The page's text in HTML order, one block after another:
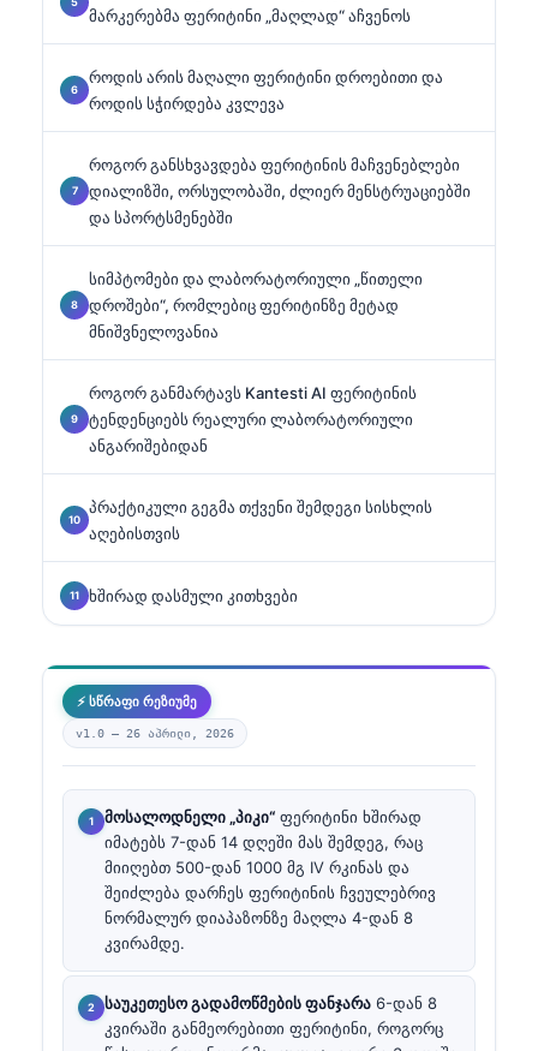
მარკერებმა ფერიტინი „მაღლად“ აჩვენოს
როდის არის მაღალი ფერიტინი დროებითი და
როდის სჭირდება კვლევა
როგორ განსხვავდება ფერიტინის მაჩვენებლები
დიალიზში, ორსულობაში, ძლიერ მენსტრუაციებში
და სპორტსმენებში
სიმპტომები და ლაბორატორიული „წითელი
დროშები“, რომლებიც ფერიტინზე მეტად
მნიშვნელოვანია
როგორ განმარტავს Kantesti AI ფერიტინის
ტენდენციებს რეალური ლაბორატორიული
ანგარიშებიდან
პრაქტიკული გეგმა თქვენი შემდეგი სისხლის
აღებისთვის
ხშირად დასმული კითხვები
⚡ სწრაფი რეზიუმე
v1.0 — 26 აპრილი, 2026
მოსალოდნელი „პიკი“ ფერიტინი ხშირად
იმატებს 7-დან 14 დღეში მას შემდეგ, რაც
მიიღებთ 500-დან 1000 მგ IV რკინას და
შეიძლება დარჩეს ფერიტინის ჩვეულებრივ
ნორმალურ დიაპაზონზე მაღლა 4-დან 8
კვირამდე.
საუკეთესო გადამოწმების ფანჯარა 6-დან 8
კვირაში განმეორებითი ფერიტინი, როგორც